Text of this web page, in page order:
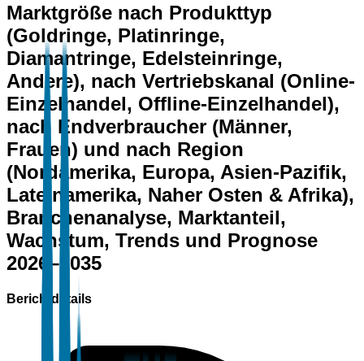
Marktgröße nach Produkttyp
(Goldringe, Platinringe,
Diamantringe, Edelsteinringe,
Andere), nach Vertriebskanal (Online-
Einzelhandel, Offline-Einzelhandel),
nach Endverbraucher (Männer,
Frauen) und nach Region
(Nordamerika, Europa, Asien-Pazifik,
Lateinamerika, Naher Osten & Afrika),
Branchenanalyse, Marktanteil,
Wachstum, Trends und Prognose
2026–2035
Berichtdetails